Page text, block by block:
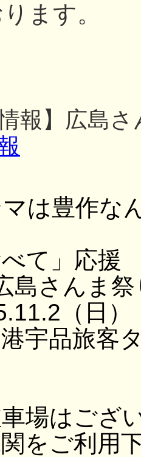
ます。
報】広島
は豊作な
て」応援
島さんま祭
（日
宇品旅客
場はござ
をご利用